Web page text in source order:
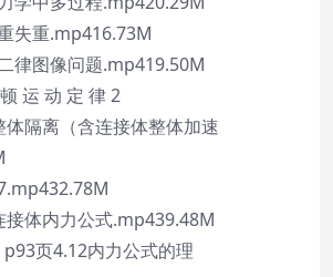
失重.mp416.73M
律图像问题.mp419.50M
运 动 定 律 2
隔离（含连接体整体加速
体内力公式.mp439.48M
页4.12内力公式的理